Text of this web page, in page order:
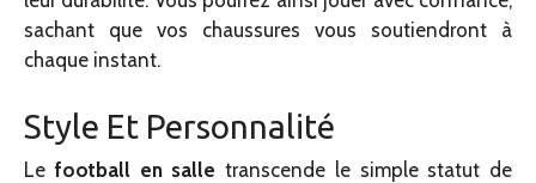
sachant que vos chaussures vous soutiendront à
chaque instant.
Style Et Personnalité
Lefootball en salle transcende le simple statut de